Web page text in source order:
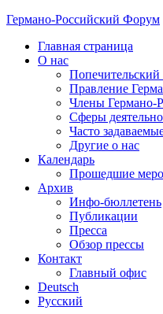
Германо-Российский Форум
Главная страница
О нас
Попечительский
Правление
Члены Германо-
Сферы
Часто
Другие о нас
Календарь
Прошедшие
Архив
Инфо-бюллетень
Публикации
Пресса
Обзор прессы
Контакт
Главный офис
Deutsch
Русский